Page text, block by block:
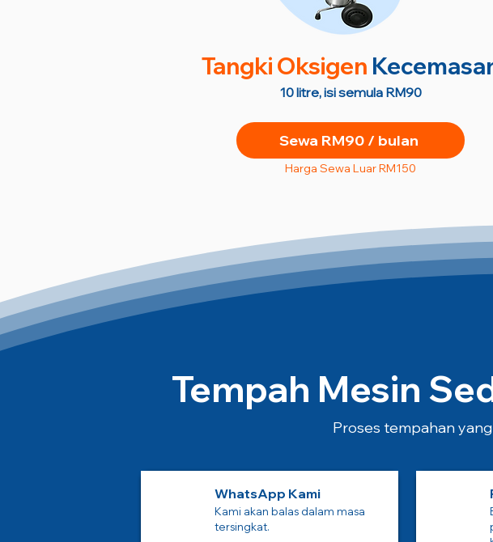
Tangki Oksigen
10 litre, isi semula RM90
Sewa RM90 / bulan
Harga Sewa Luar RM150
Tempah Mesin
Proses tempahan
WhatsApp Kami
Kami akan balas dalam masa
tersingkat.